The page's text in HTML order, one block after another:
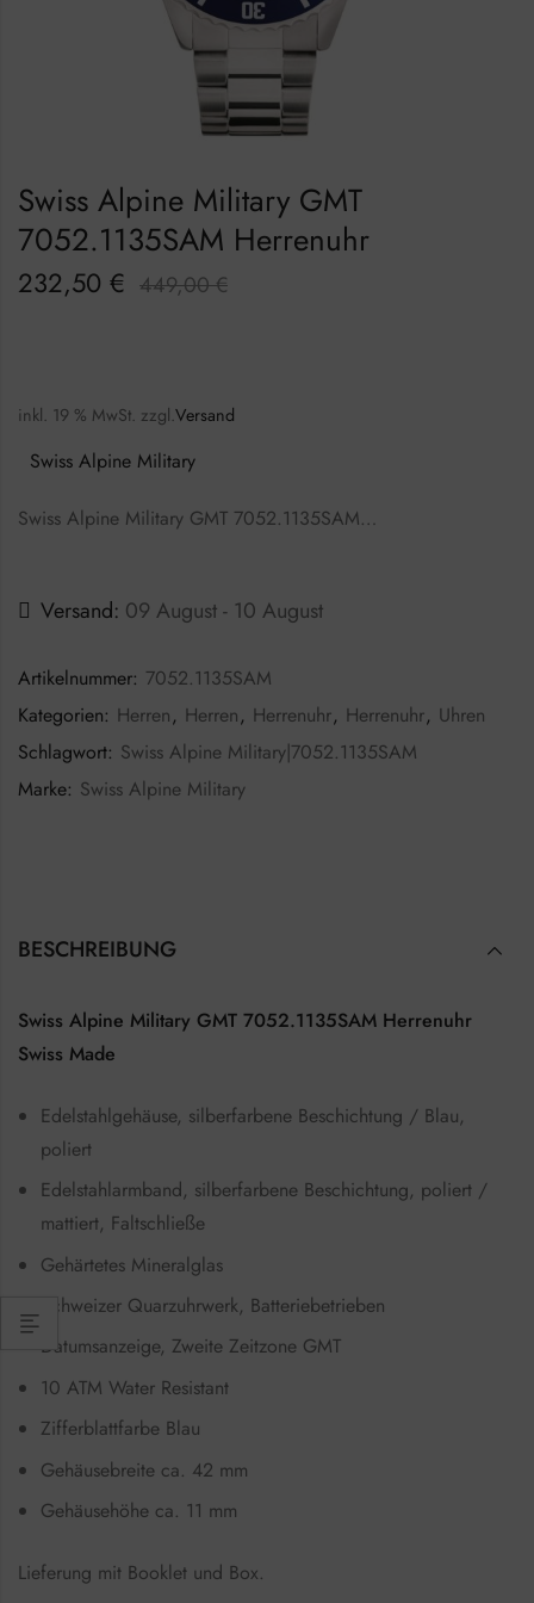
Swiss Alpine Military GMT
7052.1135SAM Herrenuhr
232,50 € 449,00€
inkl. 19 % MwSt. zzgl.Versand
Swiss Alpine Military
Swiss Alpine Military GMT 7052.1135SAM…
Versand: 09 August - 10 August
Artikelnummer: 7052.1135SAM
Kategorien: Herren, Herren, Herrenuhr, Herrenuhr, Uhren
Schlagwort: Swiss Alpine Military|7052.1135SAM
Marke: Swiss Alpine Military
BESCHREIBUNG
Swiss Alpine Military GMT 7052.1135SAM Herrenuhr
Swiss Made
Edelstahlgehäuse, silberfarbene Beschichtung / Blau,
poliert
Edelstahlarmband, silberfarbene Beschichtung, poliert /
mattiert, Faltschließe
Gehärtetes Mineralglas
Schweizer Quarzuhrwerk, Batteriebetrieben
Datumsanzeige, Zweite Zeitzone GMT
10 ATM Water Resistant
Zifferblattfarbe Blau
Gehäusebreite ca. 42 mm
Gehäusehöhe ca. 11 mm
Lieferung mit Booklet und Box.